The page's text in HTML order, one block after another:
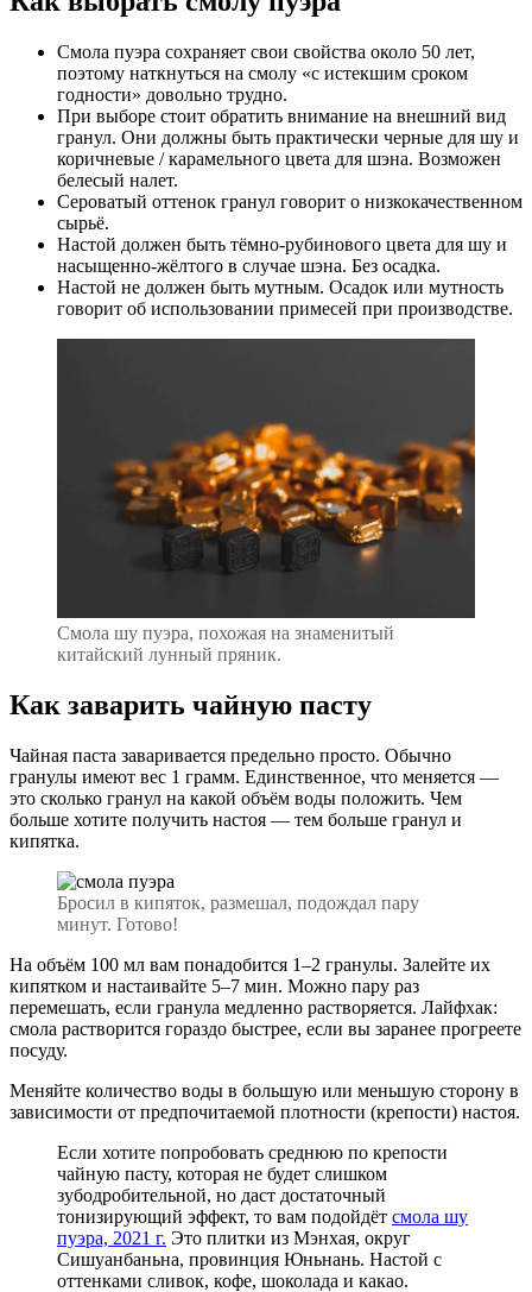
Смола пуэра сохраняет свои свойства около 50 лет,
поэтому наткнуться на смолу «с истекшим сроком
годности» довольно трудно.
При выборе стоит обратить внимание на внешний вид
гранул. Они должны быть практически черные для шу и
коричневые / карамельного цвета для шэна. Возможен
белесый налет.
Сероватый оттенок гранул говорит о низкокачественном
сырьё.
Настой должен быть тёмно-рубинового цвета для шу и
насыщенно-жёлтого в случае шэна. Без осадка.
Настой не должен быть мутным. Осадок или мутность
говорит об использовании примесей при производстве.
Смола шу пуэра, похожая на знаменитый
китайский лунный пряник.
Как заварить чайную пасту
Чайная паста заваривается предельно просто. Обычно
гранулы имеют вес 1 грамм. Единственное, что меняется —
это сколько гранул на какой объём воды положить. Чем
больше хотите получить настоя — тем больше гранул и
кипятка.
Бросил в кипяток, размешал, подождал пару
минут. Готово!
На объём 100 мл вам понадобится 1–2 гранулы. Залейте их
кипятком и настаивайте 5–7 мин. Можно пару раз
перемешать, если гранула медленно растворяется. Лайфхак:
смола растворится гораздо быстрее, если вы заранее прогреете
посуду.
Меняйте количество воды в большую или меньшую сторону в
зависимости от предпочитаемой плотности (крепости) настоя.
Если хотите попробовать среднюю по крепости
чайную пасту, которая не будет слишком
зубодробительной, но даст достаточный
тонизирующий эффект, то вам подойдёт смола шу
пуэра, 2021 г. Это плитки из Мэнхая, округ
Сишуанбаньна, провинция Юньнань. Настой с
оттенками сливок, кофе, шоколада и какао.